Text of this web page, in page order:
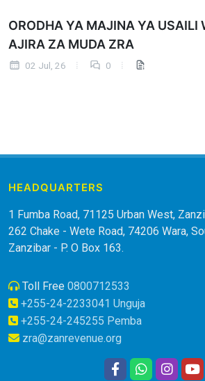
ORODHA YA MAJINA YA USAILI
AJIRA ZA MUDA ZRA
02 Jul, 26 0
HEADQUARTERS
1 Fumba Road, 71125 Urban West,
262 Chake - Wete Road, 74206 Wara,
Zanzibar - P. O Box 163.
Toll Free 0800712533
+255-24-2233041 Unguja
+255-24-245255 Pemba
zra@zanrevenue.org